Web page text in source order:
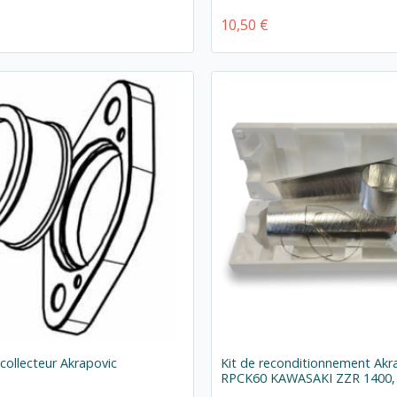
10,50 €
Akrapovic
Kit de reconditionnement
RPCK60 KAWASAKI ZZR